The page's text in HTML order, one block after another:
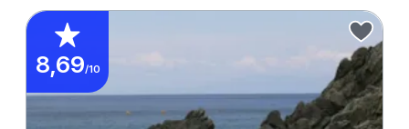
8,69/10